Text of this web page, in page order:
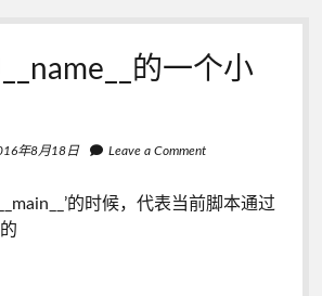
的一个小
年8月18日 Leave a Comment
的时候，代表当前脚本通过